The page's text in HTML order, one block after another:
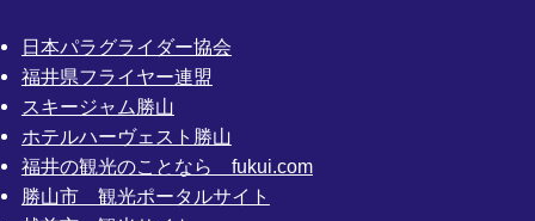
日本パラグライダー協会
福井県フライヤー連盟
スキージャム勝山
ホテルハーヴェスト勝山
福井の観光のことなら fukui.com
勝山市 観光ポータルサイト